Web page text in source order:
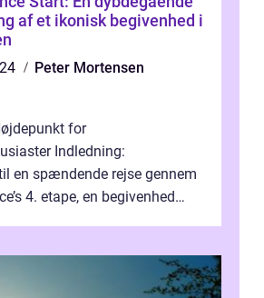
af et ikonisk begivenhed i
Peter Mortensen
for
Indledning:
en spændende rejse gennem
4. etape, en begivenhed